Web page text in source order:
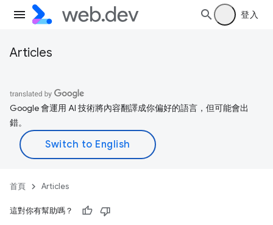
登入
Articles
Google 會運用 AI 技術將內容翻譯成你偏好的語言，但可能會出
錯。
首頁 Articles
這對你有幫助嗎？